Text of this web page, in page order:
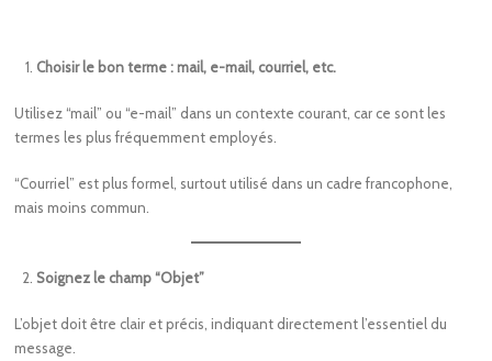
Choisir le bon terme : mail, e-mail, courriel, etc.
Utilisez “mail” ou “e-mail” dans un contexte courant, car ce sont les
termes les plus fréquemment employés.
“Courriel” est plus formel, surtout utilisé dans un cadre francophone,
mais moins commun.
Soignez le champ “Objet”
L’objet doit être clair et précis, indiquant directement l’essentiel du
message.